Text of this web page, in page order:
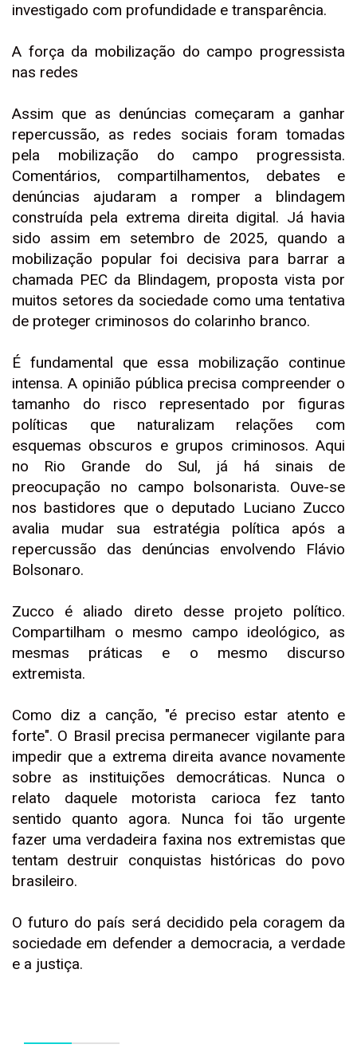
investigado com profundidade e transparência.
A força da mobilização do campo progressista
nas redes
Assim que as denúncias começaram a ganhar
repercussão, as redes sociais foram tomadas
pela mobilização do campo progressista.
Comentários, compartilhamentos, debates e
denúncias ajudaram a romper a blindagem
construída pela extrema direita digital. Já havia
sido assim em setembro de 2025, quando a
mobilização popular foi decisiva para barrar a
chamada PEC da Blindagem, proposta vista por
muitos setores da sociedade como uma tentativa
de proteger criminosos do colarinho branco.
É fundamental que essa mobilização continue
intensa. A opinião pública precisa compreender o
tamanho do risco representado por figuras
políticas que naturalizam relações com
esquemas obscuros e grupos criminosos. Aqui
no Rio Grande do Sul, já há sinais de
preocupação no campo bolsonarista. Ouve-se
nos bastidores que o deputado Luciano Zucco
avalia mudar sua estratégia política após a
repercussão das denúncias envolvendo Flávio
Bolsonaro.
Zucco é aliado direto desse projeto político.
Compartilham o mesmo campo ideológico, as
mesmas práticas e o mesmo discurso
extremista.
Como diz a canção, "é preciso estar atento e
forte". O Brasil precisa permanecer vigilante para
impedir que a extrema direita avance novamente
sobre as instituições democráticas. Nunca o
relato daquele motorista carioca fez tanto
sentido quanto agora. Nunca foi tão urgente
fazer uma verdadeira faxina nos extremistas que
tentam destruir conquistas históricas do povo
brasileiro.
O futuro do país será decidido pela coragem da
sociedade em defender a democracia, a verdade
e a justiça.